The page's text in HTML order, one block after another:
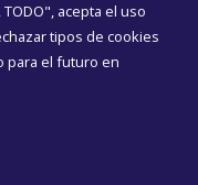
acepta el uso
tipos de cookies
para el futuro en